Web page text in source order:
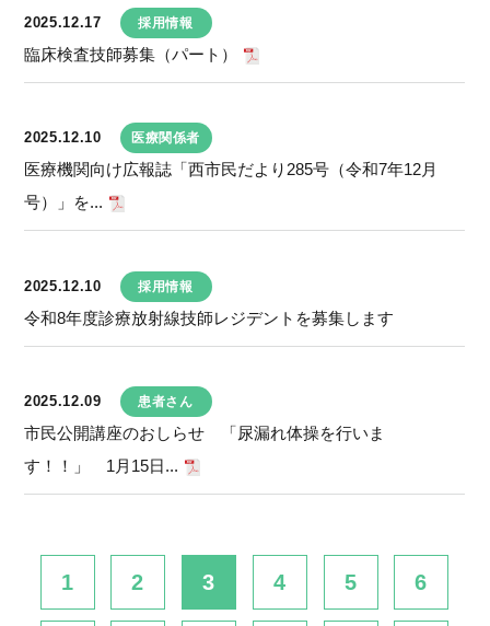
2025.12.17 採用情報
臨床検査技師募集（パート）
2025.12.10 医療関係者
医療機関向け広報誌「西市民だより285号（令和7年12月
号）」を...
2025.12.10 採用情報
令和8年度診療放射線技師レジデントを募集します
2025.12.09 患者さん
市民公開講座のおしらせ 「尿漏れ体操を行いま
す！！」 1月15日...
1 2 3 4 5 6